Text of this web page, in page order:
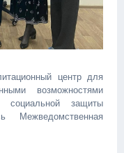
центр для
возможностями
социальной защиты
Межведомственная